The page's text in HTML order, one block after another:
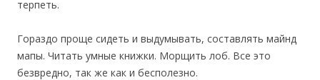
терпеть.
Гораздо проще сидеть и выдумывать, составлять майнд
мапы. Читать умные книжки. Морщить лоб. Все это
безвредно, так же как и бесполезно.